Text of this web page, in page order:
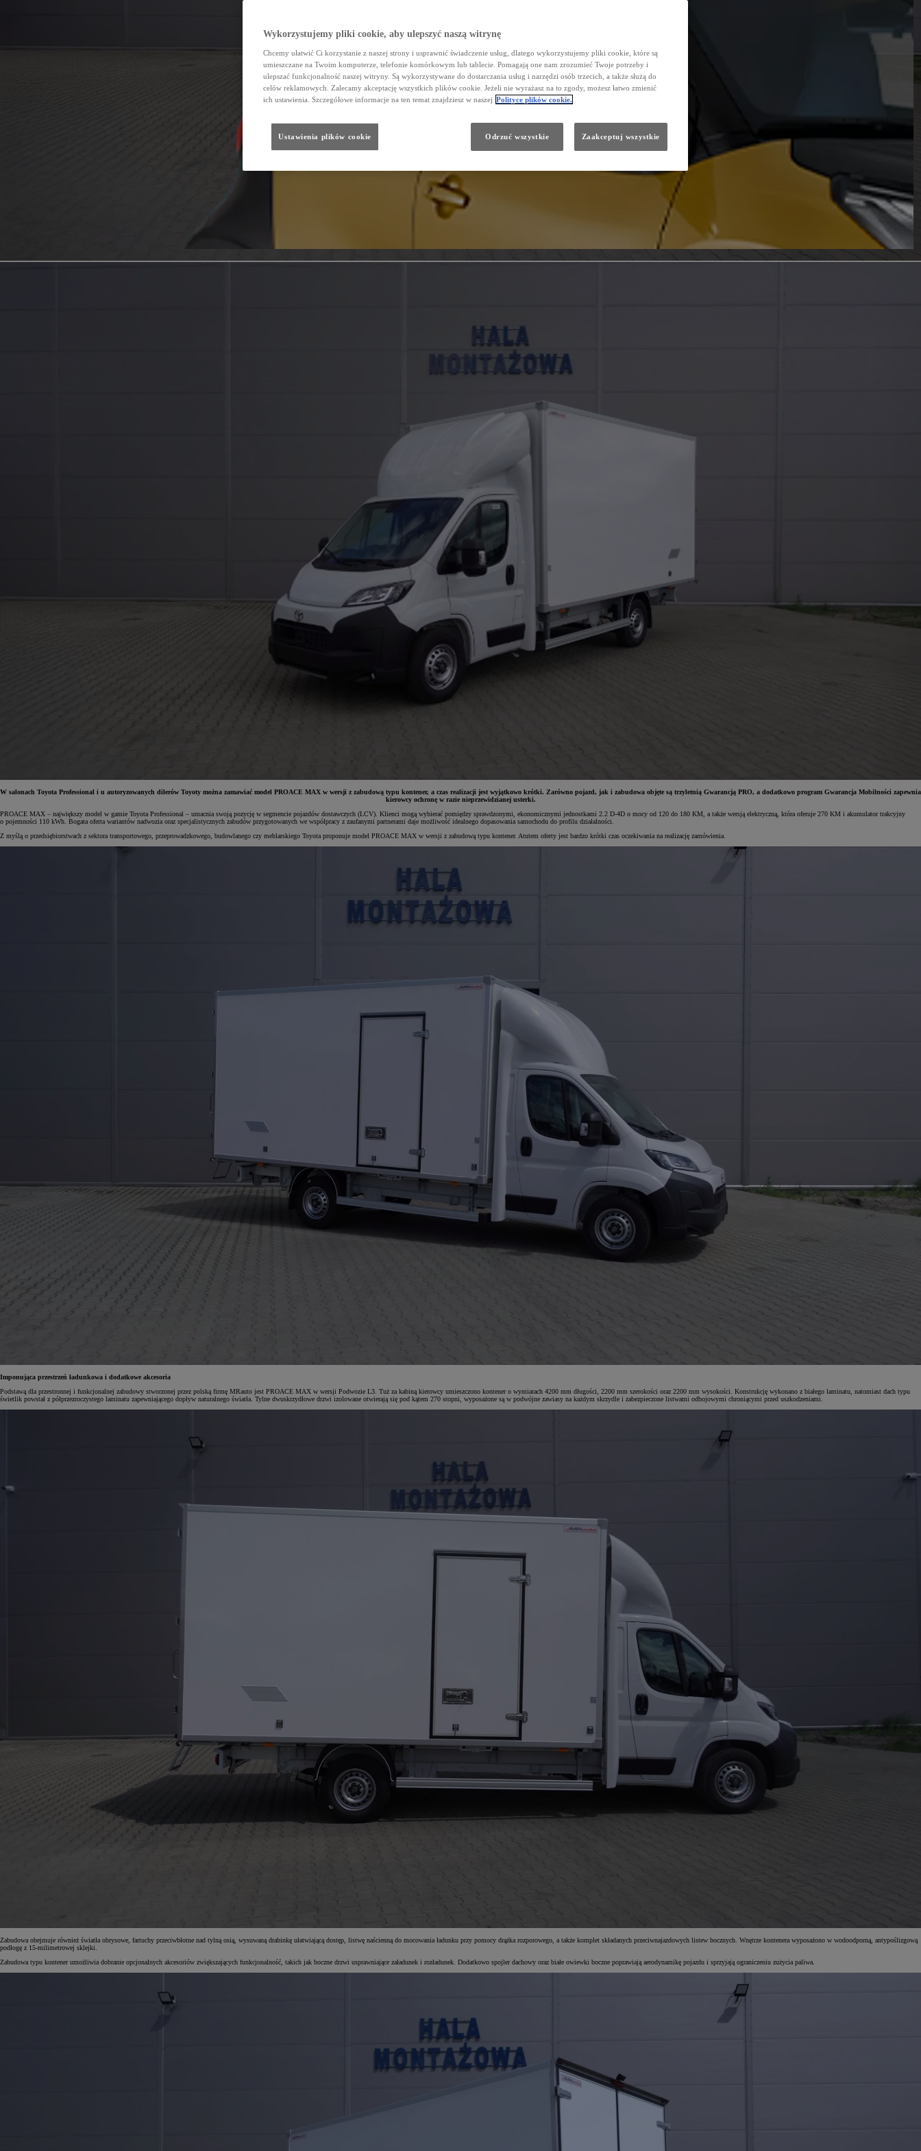
Yaris Cross
HYBRID
W salonach Toyota Professional i u autoryzowanych dilerów Toyoty można zamawiać model PROACE MAX w wersji z zabudową typu kontener, a czas realizacji jest wyjątkowo krótki. Zarówno pojazd, jak i zabudowa objęte są trzyletnią Gwarancją PRO, a dodatkowo program Gwarancja Mobilności zapewnia
kierowcy ochronę w razie nieprzewidzianej usterki.
PROACE MAX – największy model w gamie Toyota Professional – umacnia swoją pozycję w segmencie pojazdów dostawczych (LCV). Klienci mogą wybierać pomiędzy sprawdzonymi, ekonomicznymi jednostkami 2.2 D-4D o mocy od 120 do 180 KM, a także wersją elektryczną, która oferuje 270 KM i akumulator trakcyjny
o pojemności 110 kWh. Bogata oferta wariantów nadwozia oraz specjalistycznych zabudów przygotowanych we współpracy z zaufanymi partnerami daje możliwość idealnego dopasowania samochodu do profilu działalności.
Z myślą o przedsiębiorstwach z sektora transportowego, przeprowadzkowego, budowlanego czy meblarskiego Toyota proponuje model PROACE MAX w wersji z zabudową typu kontener. Atutem oferty jest bardzo krótki czas oczekiwania na realizację zamówienia.
Imponująca przestrzeń ładunkowa i dodatkowe akcesoria
Podstawą dla przestronnej i funkcjonalnej zabudowy stworzonej przez polską firmę MRauto jest PROACE MAX w wersji Podwozie L3. Tuż za kabiną kierowcy umieszczono kontener o wymiarach 4200 mm długości, 2200 mm szerokości oraz 2200 mm wysokości. Konstrukcję wykonano z białego laminatu, natomiast dach typu
świetlik powstał z półprzezroczystego laminatu zapewniającego dopływ naturalnego światła. Tylne dwuskrzydłowe drzwi izolowane otwierają się pod kątem 270 stopni, wyposażone są w podwójne zawiasy na każdym skrzydle i zabezpieczone listwami odbojowymi chroniącymi przed uszkodzeniami.
Zabudowa obejmuje również światła obrysowe, fartuchy przeciwbłotne nad tylną osią, wysuwaną drabinkę ułatwiającą dostęp, listwę naścienną do mocowania ładunku przy pomocy drążka rozporowego, a także komplet składanych przeciwnajazdowych listew bocznych. Wnętrze kontenera wyposażono w wodoodporną, antypoślizgową
podłogę z 15-milimetrowej sklejki.
Zabudowa typu kontener umożliwia dobranie opcjonalnych akcesoriów zwiększających funkcjonalność, takich jak boczne drzwi usprawniające załadunek i rozładunek. Dodatkowo spojler dachowy oraz białe owiewki boczne poprawiają aerodynamikę pojazdu i sprzyjają ograniczeniu zużycia paliwa.
Wykorzystujemy pliki cookie, aby ulepszyć naszą witrynę
Chcemy ułatwić Ci korzystanie z naszej strony i usprawnić świadczenie usług, dlatego wykorzystujemy pliki cookie, które są
umieszczane na Twoim komputerze, telefonie komórkowym lub tablecie. Pomagają one nam zrozumieć Twoje potrzeby i
ulepszać funkcjonalność naszej witryny. Są wykorzystywane do dostarczania usług i narzędzi osób trzecich, a także służą do
celów reklamowych. Zalecamy akceptację wszystkich plików cookie. Jeżeli nie wyrażasz na to zgody, możesz łatwo zmienić
ich ustawienia. Szczegółowe informacje na ten temat znajdziesz w naszej Polityce plików cookie.
Ustawienia plików cookie Odrzuć wszystkie Zaakceptuj wszystkie